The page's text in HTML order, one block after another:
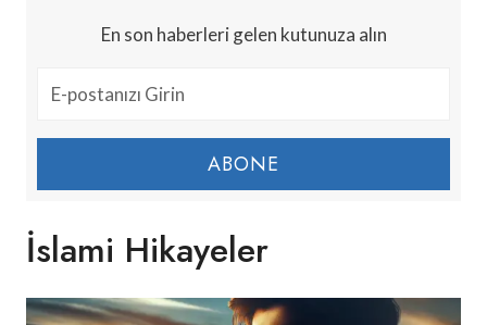
En son haberleri gelen kutunuza alın
ABONE
İslami Hikayeler